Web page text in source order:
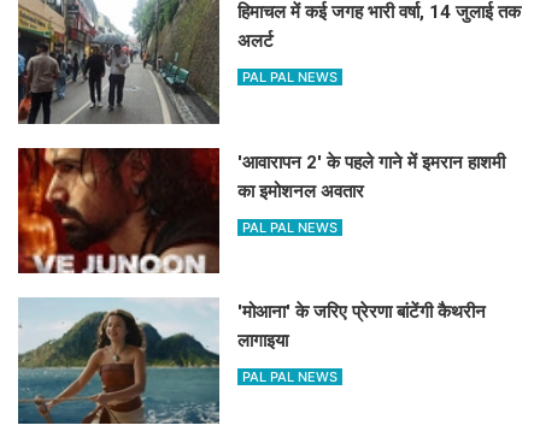
हिमाचल में कई जगह भारी वर्षा, 14 जुलाई तक
अलर्ट
PAL PAL NEWS
'आवारापन 2' के पहले गाने में इमरान हाशमी
का इमोशनल अवतार
PAL PAL NEWS
'मोआना' के जरिए प्रेरणा बांटेंगी कैथरीन
लागाइया
PAL PAL NEWS